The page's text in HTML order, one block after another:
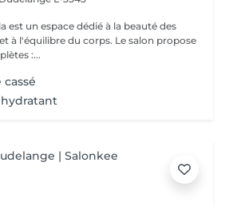
est un espace dédié à la beauté des
à l'équilibre du corps. Le salon propose
:...